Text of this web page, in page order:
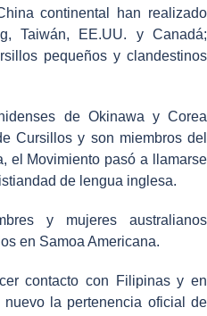
continental han realizado
Taiwán, EE.UU. y Canadá;
pequeños y clandestinos
de Okinawa y Corea
Cursillos y son miembros del
el Movimiento pasó a llamarse
de lengua inglesa.
y mujeres australianos
en Samoa Americana.
contacto con Filipinas y en
la pertenencia oficial de